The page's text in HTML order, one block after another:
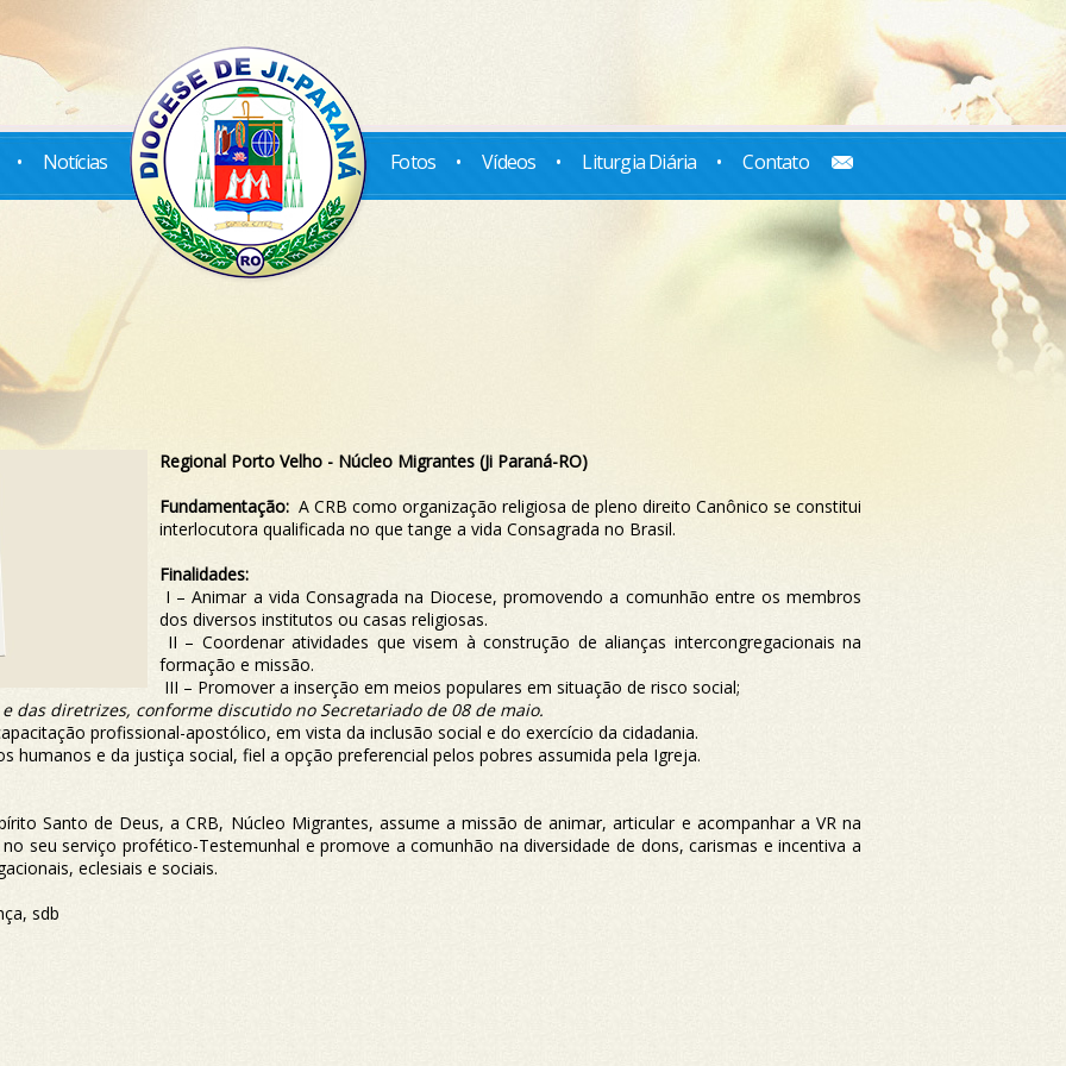
• Notícias Fotos • Vídeos • Liturgia Diária • Contato
Regional Porto Velho - Núcleo Migrantes (Ji Paraná-RO)
Fundamentação: A CRB como organização religiosa de pleno direito Canônico se constitui
interlocutora qualificada no que tange a vida Consagrada no Brasil.
Finalidades:
I – Animar a vida Consagrada na Diocese, promovendo a comunhão entre os membros
dos diversos institutos ou casas religiosas.
II – Coordenar atividades que visem à construção de alianças intercongregacionais na
formação e missão.
III – Promover a inserção em meios populares em situação de risco social;
das diretrizes, conforme discutido no Secretariado de 08 de maio.
profissional-apostólico, em vista da inclusão social e do exercício da cidadania.
humanos e da justiça social, fiel a opção preferencial pelos pobres assumida pela Igreja.
Santo de Deus, a CRB, Núcleo Migrantes, assume a missão de animar, articular e acompanhar a VR na
seu serviço profético-Testemunhal e promove a comunhão na diversidade de dons, carismas e incentiva a
eclesiais e sociais.
sdb